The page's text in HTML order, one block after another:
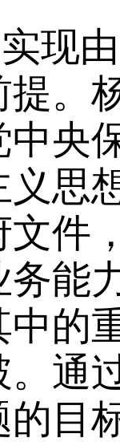
由
提。
中央
义思
文件
务能
中的
。通
的目